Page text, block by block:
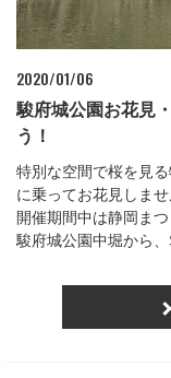
2020/01/06
駿府城公園お花見
う！
特別な空間で桜を見
に乗ってお花見しま
開催期間中は静岡ま
駿府城公園中堀から